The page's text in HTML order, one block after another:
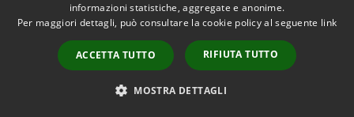
LEGGI DI PIÙ
Ospedale SS Trinità Romano L.
informazioni statistiche, aggregate e anonime.
Per maggiori dettagli, può consultare la cookie policy al seguente link
ACCETTA TUTTO RIFIUTA TUTTO
MOSTRA DETTAGLI